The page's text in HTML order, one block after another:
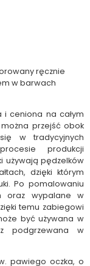
ręcznie
w barwach
i ceniona na całym
przejść obok
w tradycyjnych
produkcji
używają pędzelków
dzięki którym
Po pomalowaniu
oraz wypalane w
temu zabiegowi
być używana w
podgrzewana w
pawiego oczka, o